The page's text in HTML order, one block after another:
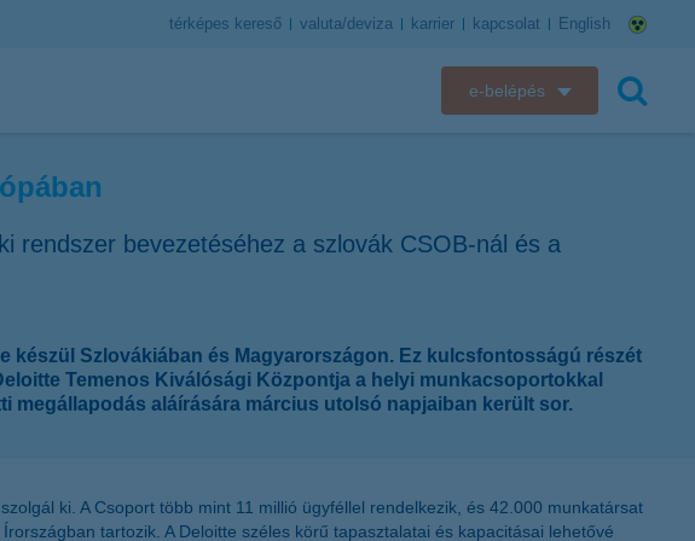
térképes kereső valuta/deviza karrier kapcsolat English
e-belépés
K&H Biztosító ügyfélportál
K&H e-kártyafelület
rendszer bevezetéséhez a szlovák CSOB-nál és a
Szlovákiában és Magyarországon. Ez kulcsfontosságú részét
Temenos Kiválósági Központja a helyi munkacsoportokkal
megállapodás aláírására március utolsó napjaiban került sor.
ki. A Csoport több mint 11 millió ügyféllel rendelkezik, és 42.000 munkatársat
tartozik. A Deloitte széles körű tapasztalatai és kapacitásai lehetővé